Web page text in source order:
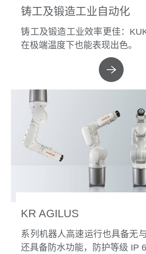
铸工及锻造工业自动化
铸工及锻造工业效率更佳：
在极端温度下也能表现出色。
KR AGILUS
系列机器人高速运行也具备无
还具备防水功能，防护等级 IP